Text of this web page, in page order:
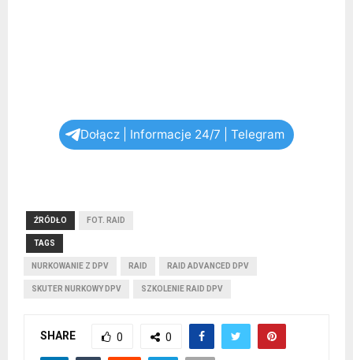
Dołącz | Informacje 24/7 | Telegram
ŹRÓDŁO FOT. RAID
TAGS
NURKOWANIE Z DPV RAID RAID ADVANCED DPV
SKUTER NURKOWY DPV SZKOLENIE RAID DPV
SHARE 0 0